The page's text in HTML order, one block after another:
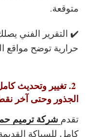
متوقعة.
حرارية توضح مواقع
2. تغيير وتحديث
الجذور وحتى آخر
تقدم شركة ترميم
كامل للسباكة